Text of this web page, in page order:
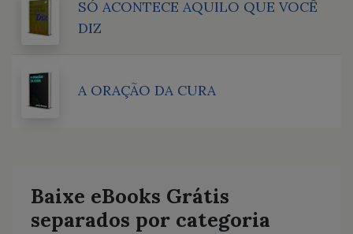
SÓ ACONTECE AQUILO QUE VOCÊ
DIZ
A ORAÇÃO DA CURA
Baixe eBooks Grátis
separados por categoria